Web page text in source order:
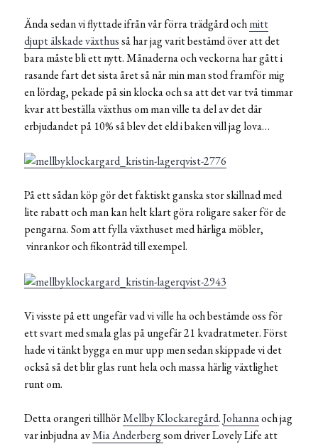
Ända sedan vi flyttade ifrån vår förra trädgård ochmitt
djupt älskade växthusså har jag varit bestämd över att det
bara måste bli ett nytt. Månaderna och veckorna har gått i
rasande fart det sista året så när min man stod framför mig
en lördag, pekade på sin klocka och sa att det var två timmar
kvar att beställa växthus om man ville ta del av det där
erbjudandet på 10% så blev det eld i baken vill jag lova…
På ett sådan köp gör det faktiskt ganska stor skillnad med
lite rabatt och man kan helt klart göra roligare saker för de
pengarna. Som att fylla växthuset med härliga möbler,
vinrankor och fikonträd till exempel.
Vi visste på ett ungefär vad vi ville ha och bestämde oss för
ett svart med smala glas på ungefär 21 kvadratmeter. Först
hade vi tänkt bygga en mur upp men sedan skippade vi det
också så det blir glas runt hela och massa härlig växtlighet
runt om.
Detta orangeri tillhörMellby Klockaregård.Johannaoch jag
var inbjudna avMia Anderbergsom driver Lovely Life att